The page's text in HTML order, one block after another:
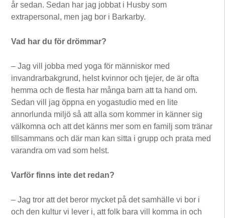
år sedan. Sedan har jag jobbat i Husby som
extrapersonal, men jag bor i Barkarby.
Vad har du för drömmar?
– Jag vill jobba med yoga för människor med
invandrarbakgrund, helst kvinnor och tjejer, de är ofta
hemma och de flesta har många barn att ta hand om.
Sedan vill jag öppna en yogastudio med en lite
annorlunda miljö så att alla som kommer in känner sig
välkomna och att det känns mer som en familj som tränar
tillsammans och där man kan sitta i grupp och prata med
varandra om vad som helst.
Varför finns inte det redan?
– Jag tror att det beror mycket på det samhälle vi bor i
och den kultur vi lever i, att folk bara vill komma in och